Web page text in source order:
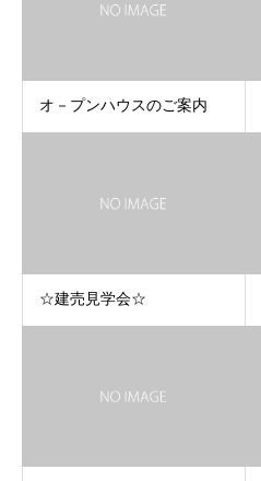
オ－プンハウスのご案内
☆建売見学会☆